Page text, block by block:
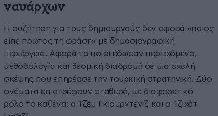
ναυάρχων
Η συζήτηση για τους δημιουργούς δεν αφορά «ποιος
είπε πρώτος τη φράση» με δημοσιογραφική
περιέργεια. Αφορά το ποιοι έδωσαν περιεχόμενο,
μεθοδολογία και θεσμική διαδρομή σε μια σχολή
σκέψης που επηρέασε την τουρκική στρατηγική. Δύο
ονόματα επιστρέφουν σταθερά, με διαφορετικό
ρόλο το καθένα: ο Τζεμ Γκιουρντενίζ και ο Τζιχάτ